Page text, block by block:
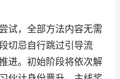
试，全部方法内容无需
切忌自行跳过引导流
进。初始阶段将依次解